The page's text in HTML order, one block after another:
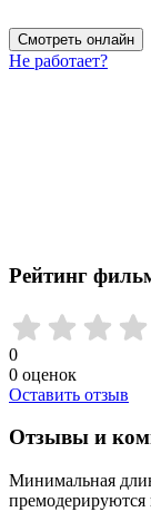
Смотреть онлайн
Не работает?
Рейтинг
0
0 оценок
Оставить отзыв
Отзывы и
Минимальная
премодерируются